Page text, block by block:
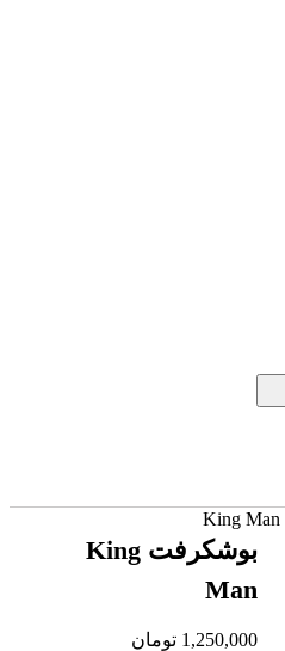
بوشکرفت King
Man
1,250,000 تومان